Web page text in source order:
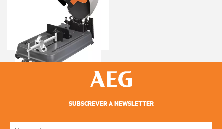
Serra de corte para metal
2.300W
SMT 355
Versões: x1
SUBSCREVER A NEWSLETTER